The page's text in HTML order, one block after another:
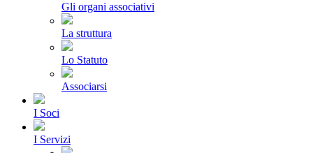
Gli organi associativi
La struttura
Lo Statuto
Associarsi
I Soci
I Servizi